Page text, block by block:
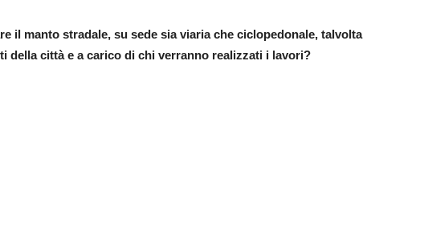
il manto stradale, su sede sia viaria che ciclopedonale, talvolta
della città e a carico di chi verranno realizzati i lavori?